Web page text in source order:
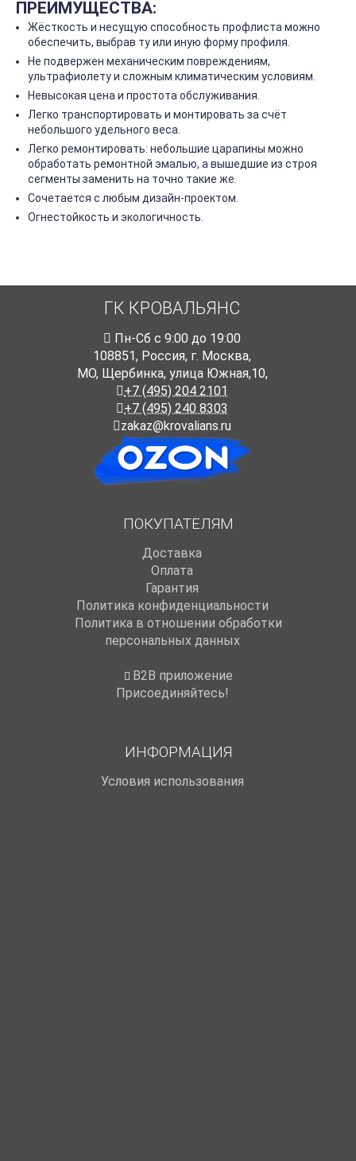
ПРЕИМУЩЕСТВА:
Жёсткость и несущую способность профлиста можно
обеспечить, выбрав ту или иную форму профиля.
Не подвержен механическим повреждениям,
ультрафиолету и сложным климатическим условиям.
Невысокая цена и простота обслуживания.
Легко транспортировать и монтировать за счёт
небольшого удельного веса.
Легко ремонтировать: небольшие царапины можно
обработать ремонтной эмалью, а вышедшие из строя
сегменты заменить на точно такие же.
Сочетается с любым дизайн-проектом.
Огнестойкость и экологичность.
ГК КРОВАЛЬЯНС
Пн-Cб с 9:00 до 19:00
108851, Россия, г. Москва,
МО, Щербинка, улица Южная,10,
+7 (495) 204 2101
+7 (495) 240 8303
zakaz@krovalians.ru
ПОКУПАТЕЛЯМ
Доставка
Оплата
Гарантия
Политика конфиденциальности
Политика в отношении обработки
персональных данных
B2B приложение
Присоединяйтесь!
ИНФОРМАЦИЯ
Условия использования